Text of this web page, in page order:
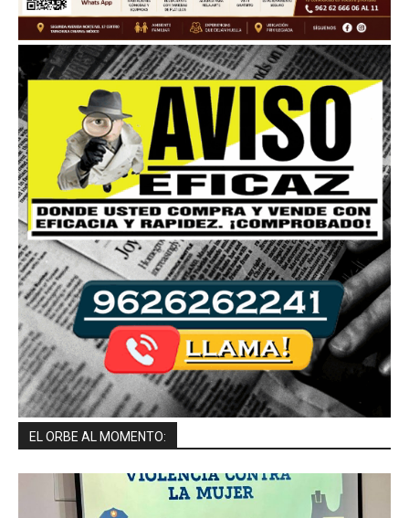
EL ORBE AL MOMENTO: